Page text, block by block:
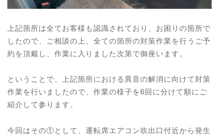
上記箇所は全てお客様も認識されており、お困りの箇所で
したので、ご相談の上、全ての箇所の対策作業を行うご予
約を頂戴し、作業に入りました次第で御座います。
ということで、上記箇所における異音の解消に向けて対策
作業を行いましたので、作業の様子を6回に分けて順にご
紹介して参ります。
今回はその①として、運転席エアコン吹出口付近から発生